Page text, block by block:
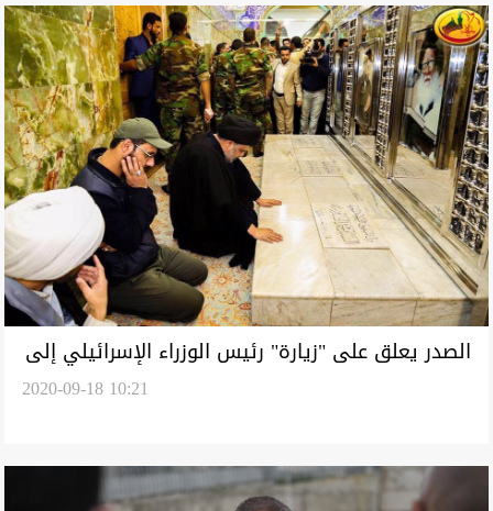
الصدر يعلق على "زيارة" رئيس الوزراء الإسرائيلي إلى
2020-09-18 10:21